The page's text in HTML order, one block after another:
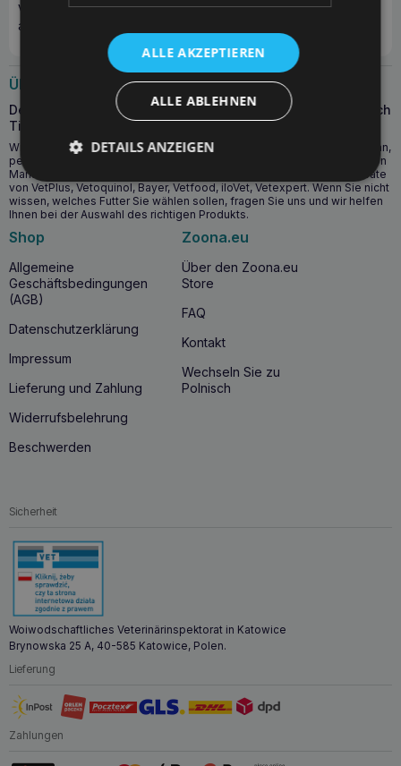
Verpasse kein Angebot und sichere dir zusätzliche Rabatte
auf Bestellungen!
Über uns
Der Zoona.eu-Shop wurde von Tierärzten erstellt, die täglich
Tieren helfen.
Wir lieben Tiere und bieten in unserem Shop hochwertigste Produkte an,
perfekt abgestimmt auf Ihr Haustier. Unser Sortiment umfasst Futter von
Marken wie: Royal Canin, Hill’s, Purina, Calibra, Josera, Brit und Präparate
von VetPlus, Vetoquinol, Bayer, Vetfood, iloVet, Vetexpert. Wenn Sie nicht
wissen, welches Futter Sie wählen sollen, fragen Sie uns und wir helfen
Ihnen bei der Auswahl des richtigen Produkts.
Shop
Allgemeine
Geschäftsbedingungen
(AGB)
Datenschutzerklärung
Impressum
Lieferung und Zahlung
Widerrufsbelehrung
Beschwerden
Zoona.eu
Über den Zoona.eu
Store
FAQ
Kontakt
Wechseln Sie zu
Polnisch
Sicherheit
Woiwodschaftliches Veterinärinspektorat in Katowice
Brynowska 25 A, 40-585 Katowice, Polen.
Lieferung
Zahlungen
ALLE AKZEPTIEREN
ALLE ABLEHNEN
DETAILS ANZEIGEN